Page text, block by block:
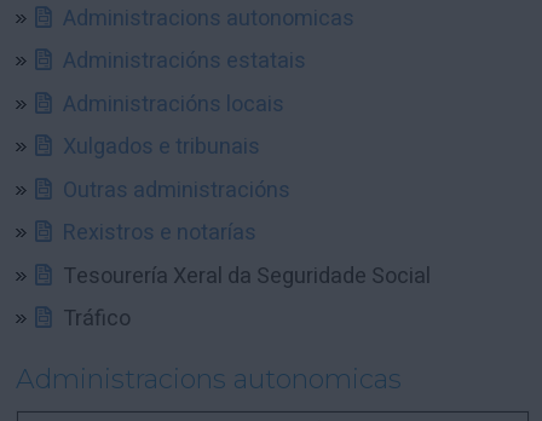
Administracions autonomicas
Administracións estatais
Administracións locais
Xulgados e tribunais
Outras administracións
Rexistros e notarías
Tesourería Xeral da Seguridade Social
Tráfico
Administracions autonomicas